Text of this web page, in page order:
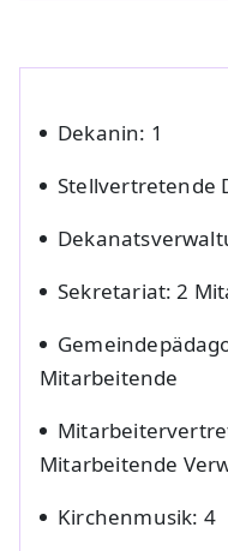
Dekanin: 1
Stellvertretende
Sekretariat: 2
Mitarbeitende
Mitarbeitende
Kirchenmusik: 4